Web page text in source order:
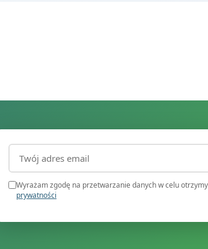
Adres email (wymagany)
Wyrażam zgodę na przetwarzanie danych w celu
prywatności